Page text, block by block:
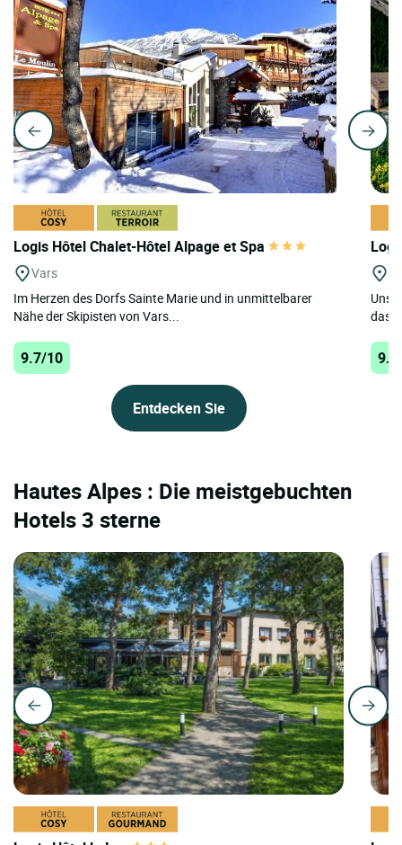
Logis Hôtel Chalet-Hôtel Alpage et Spa
Vars
Im Herzen des Dorfs Sainte Marie und in unmittelbarer
Nähe der Skipisten von Vars...
9.7/10
Entdecken Sie
das
Hautes Alpes : Die meistgebuchten
Hotels 3 sterne